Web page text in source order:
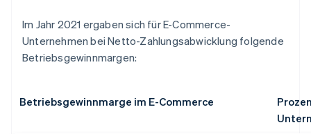
Im Jahr 2021 ergaben sich für E-Commerce-
Unternehmen bei Netto-Zahlungsabwicklung folgende
Betriebsgewinnmargen:
Betriebsgewinnmarge im E-Commerce